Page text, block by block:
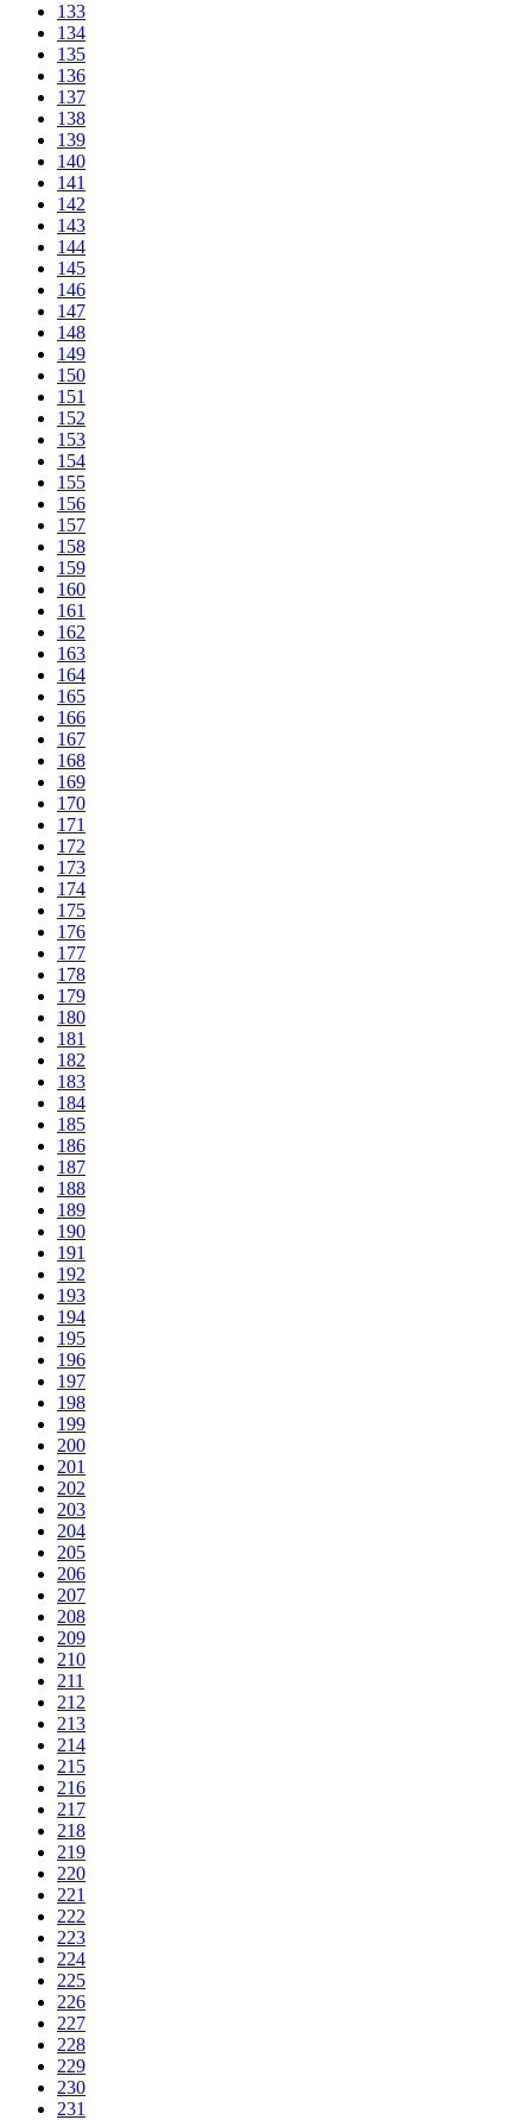
133
134
135
136
137
138
139
140
141
142
143
144
145
146
147
148
149
150
151
152
153
154
155
156
157
158
159
160
161
162
163
164
165
166
167
168
169
170
171
172
173
174
175
176
177
178
179
180
181
182
183
184
185
186
187
188
189
190
191
192
193
194
195
196
197
198
199
200
201
202
203
204
205
206
207
208
209
210
211
212
213
214
215
216
217
218
219
220
221
222
223
224
225
226
227
228
229
230
231